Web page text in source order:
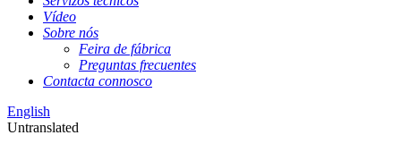
Vídeo
Sobre nós
Feira de fábrica
Preguntas frecuentes
Contacta connosco
English
Untranslated